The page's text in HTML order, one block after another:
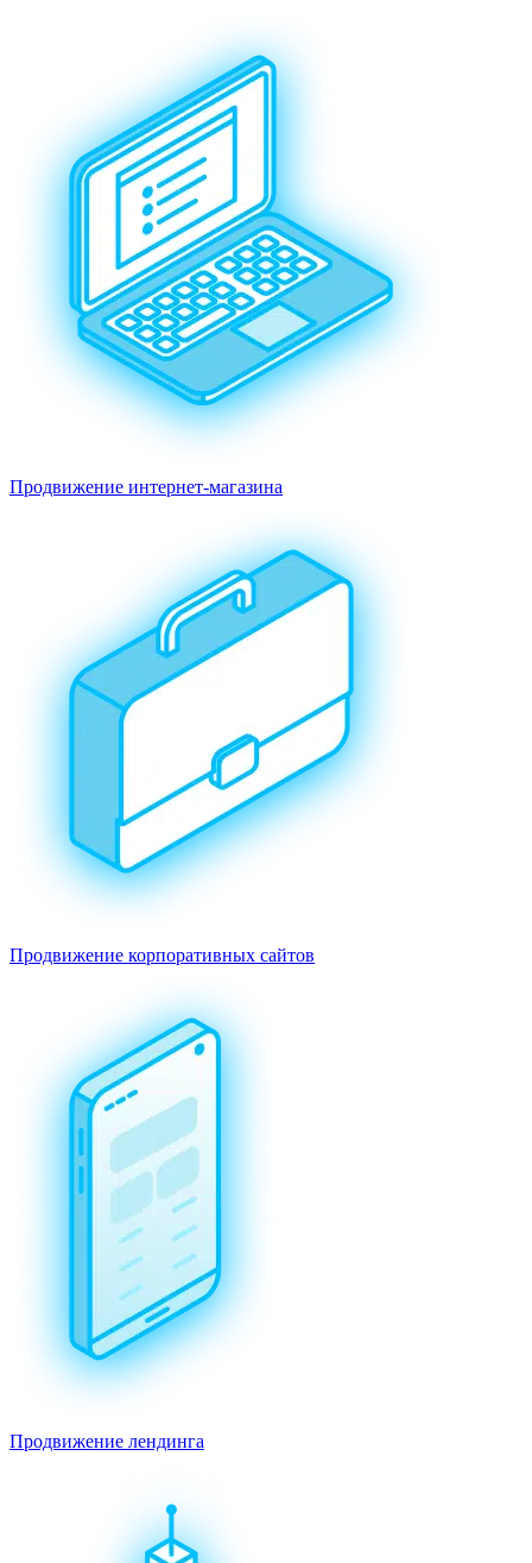
Продвижение интернет-магазина
Продвижение корпоративных сайтов
Продвижение лендинга